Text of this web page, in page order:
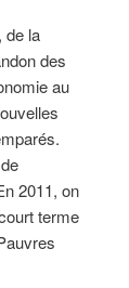
de la
des
au
2011, on
terme